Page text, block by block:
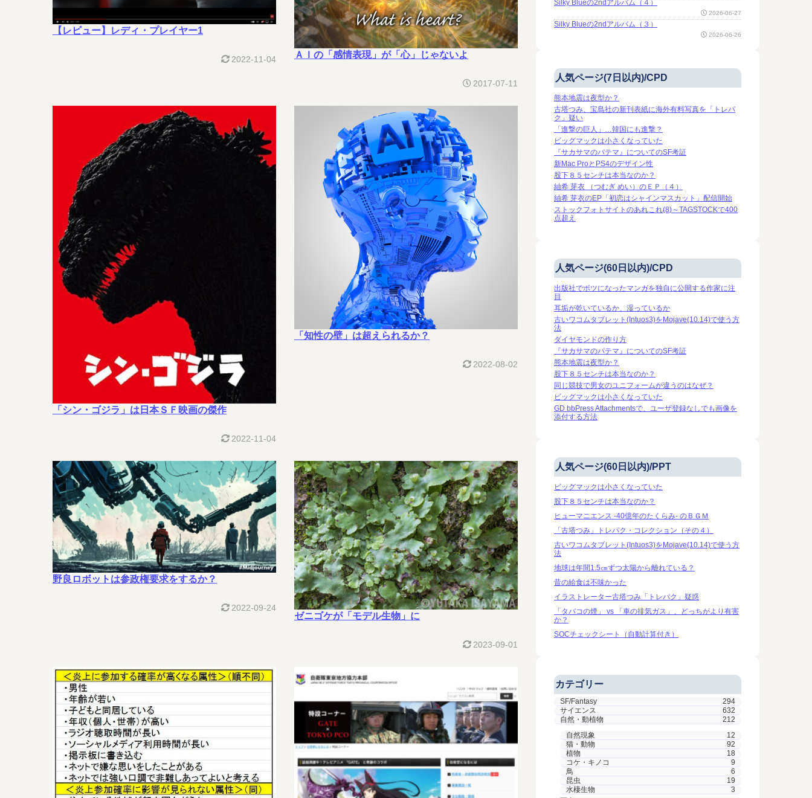
【レビュー】レディ・プレイヤー1
2022-11-04 ＡＩの「感情表現」が「心」じゃないよ
2017-07-11
「シン・ゴジラ」は日本ＳＦ映画の傑作
2022-11-04
「知性の壁」は超えられるか？
2022-08-02
野良ロボットは参政権要求をするか？
2022-09-24
ゼニゴケが「モデル生物」に
2023-09-01
Silky Blueの2ndアルバム（４）
2026-06-27
Silky Blueの2ndアルバム（３）
2026-06-26
人気ページ(7日以内)/CPD
熊本地震は夜型か？
古塔つみ、宝島社の新刊表紙に海外有料写真を「トレパ
ク」疑い
「進撃の巨人」…韓国にも進撃？
ビッグマックは小さくなっていた
『サカサマのパテマ』についてのSF考証
新Mac ProとPS4のデザイン性
股下８５センチは本当なのか？
紬希 芽衣 （つむぎ めい）のＥＰ（４）
紬希 芽衣のEP「初恋はシャインマスカット」配信開始
ストックフォトサイトのあれこれ(8)～TAGSTOCKで400
点超え
人気ページ(60日以内)/CPD
出版社でボツになったマンガを独自に公開する作家に注
目
耳垢が乾いているか、湿っているか
古いワコムタブレット(Intuos3)をMojave(10.14)で使う方
法
ダイヤモンドの作り方
『サカサマのパテマ』についてのSF考証
熊本地震は夜型か？
股下８５センチは本当なのか？
同じ競技で男女のユニフォームが違うのはなぜ？
ビッグマックは小さくなっていた
GD bbPress Attachmentsで、ユーザ登録なしでも画像を
添付する方法
人気ページ(60日以内)/PPT
ビッグマックは小さくなっていた
股下８５センチは本当なのか？
ヒューマニエンス -40億年のたくらみ- のＢＧＭ
「古塔つみ」トレパク・コレクション（その４）
古いワコムタブレット(Intuos3)をMojave(10.14)で使う方
法
地球は年間1.5㎝ずつ太陽から離れている？
昔の給食は不味かった
イラストレーター古塔つみ「トレパク」疑惑
「タバコの煙」 vs 「車の排気ガス」、どっちがより有害
か？
SOCチェックシート（自動計算付き）
カテゴリー
SF/Fantasy
294
サイエンス
632
自然・動植物
212
自然現象
12
猫・動物
92
植物
18
コケ・キノコ
9
鳥
6
昆虫
19
水棲生物
3